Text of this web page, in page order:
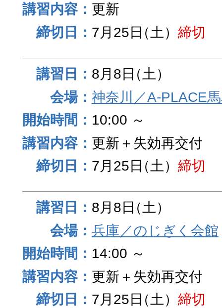
更新
7月25日（土） 締切
8月8日（土）
神奈川／A-PLACE
10:00 ～
更新＋失効再交付
7月25日（土） 締切
8月8日（土）
兵庫／のじぎく会館
14:00 ～
更新＋失効再交付
7月25日（土） 締切